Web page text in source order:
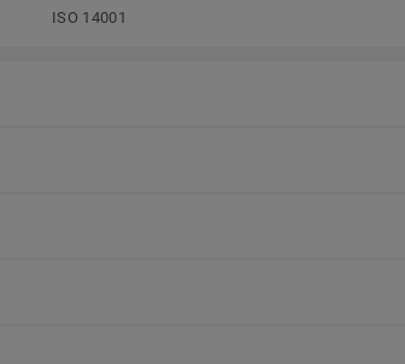
ISO 14001